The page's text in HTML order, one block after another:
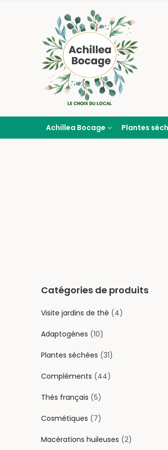
Achillea Bocage Plantes
Catégories de produits
Visite jardins de thé (4)
Adaptogènes (10)
Plantes séchées (31)
Compléments (44)
Thés français (5)
Cosmétiques (7)
Macérations huileuses (2)